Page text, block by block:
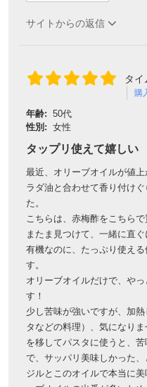
サイトからの返信
タイ
購
年齢: 50代
性別: 女性
タップリ使えて嬉しい
最近、オリーブオイルが値
ラダ油と合わせて香り付け
た。
こちらは、赤梅酢をこちら
またま見つけて、一緒に直ぐ
有機なのに、たっぷり使え
す。
オリーブオイルだけで、や
す！
少し苦味が強いですが、加
タなどの料理）、気になり
を移してパスタに使うと、
で、サッパリ美味しかった
ジルとこのオイルで本当に
新規
今すぐ使える
ご用
＼ ご登録
新規会員様